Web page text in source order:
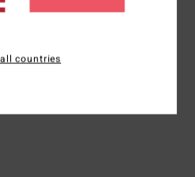
countries